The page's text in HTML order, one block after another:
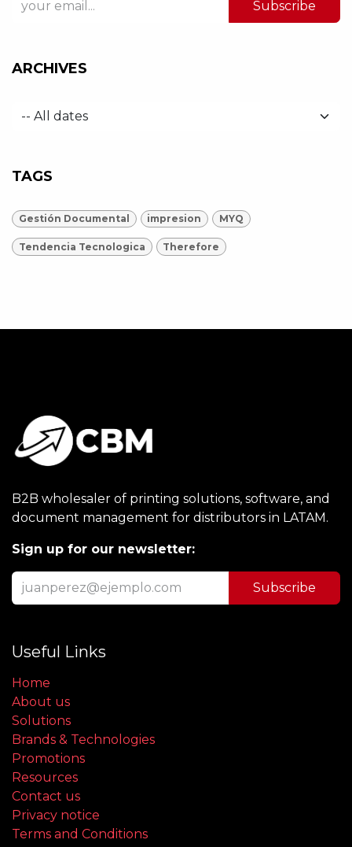
Subscribe
ARCHIVES
TAGS
Gestión Documental impresion MYQ
Tendencia Tecnologica Therefore
B2B wholesaler of printing solutions, software, and
document management for distributors in LATAM.
Sign up for our newsletter:
Subscribe
Useful Links
Home
About us
Solutions
Brands & Technologies
Promotions
Resources
Contact us
Privacy notice
Terms and Conditions